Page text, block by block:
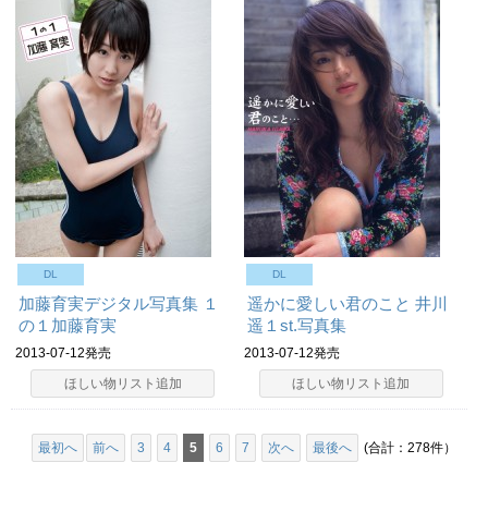
DL
加藤育実デジタル写真集 １
の１加藤育実
2013-07-12発売
ほしい物リスト追加
DL
遥かに愛しい君のこと 井川
遥１st.写真集
2013-07-12発売
ほしい物リスト追加
最初へ 前へ 3 4 5 6 7 次へ 最後へ (合計：278件）